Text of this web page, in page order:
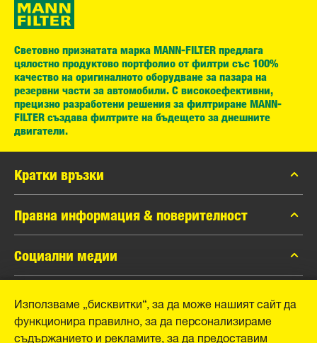
Световно признатата марка MANN-FILTER предлага
цялостно продуктово портфолио от филтри със 100%
качество на оригиналното оборудване за пазара на
резервни части за автомобили. С високоефективни,
прецизно разработени решения за филтриране MANN-
FILTER създава филтрите на бъдещето за днешните
двигатели.
Кратки връзки
каталог MANN-FILTER
Контакти
Правна информация & поверителност
Защита на личните данни
Официално уведомление
Отпечатък
Социални медии
Instagram
MANN+HUMMEL GmbH
Използваме „бисквитки“, за да може нашият сайт да
функционира правилно, за да персонализираме
съдържанието и рекламите, за да предоставим